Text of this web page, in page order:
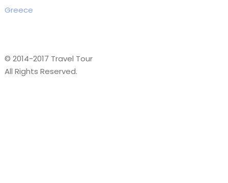
Greece
© 2014-2017 Travel Tour
All Rights Reserved.